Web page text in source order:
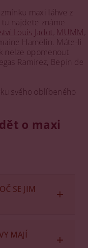
maxi láhve z
tu najdete známe
Louis Jadot, MUMM,
Hamelin. Máte-li
nelze opomenout
Ramirez, Bepin de
svého oblíbeného
o maxi
SE JIM
větším než
je
MAJÍ